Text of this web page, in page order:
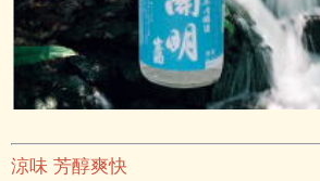
涼味 芳醇爽快